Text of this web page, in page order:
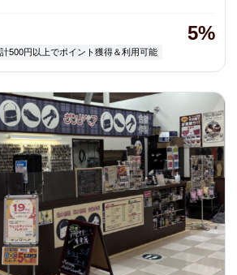
5%
500円以上でポイント獲得＆利用可能